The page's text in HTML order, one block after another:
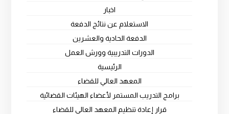
اخبار
الاستعلام عن نتائج الدفعة
الدفعة الحادية والعشرين
الدورات التدريبية وورش العمل
الرئيسية
المعهد العالي للقضاء
برامج التدريب المستمر لأعضاء الهيئات القضائية
قرار إعادة تنظيم المعهد العالي للقضاء